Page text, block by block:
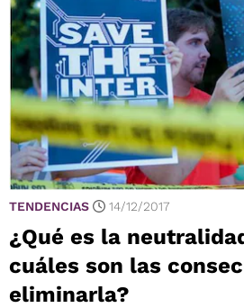
TENDENCIAS 14/12/2017
¿Qué es la
cuáles son las
eliminarla?